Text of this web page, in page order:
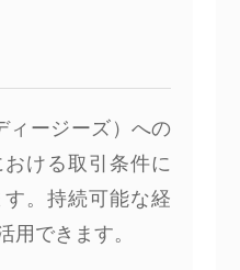
ィージーズ）への
ける取引条件に
。持続可能な経
用できます。